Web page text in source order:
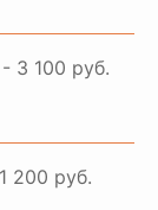
3 100 руб.
200 руб.